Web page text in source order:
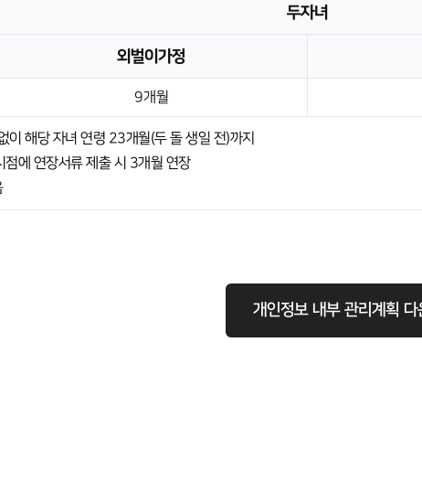
두자녀
외벌이가정
9개월
해당 자녀 연령 23개월(두 돌 생일 전)까지
에 연장서류 제출 시 3개월 연장
개인정보 내부 관리계획 다